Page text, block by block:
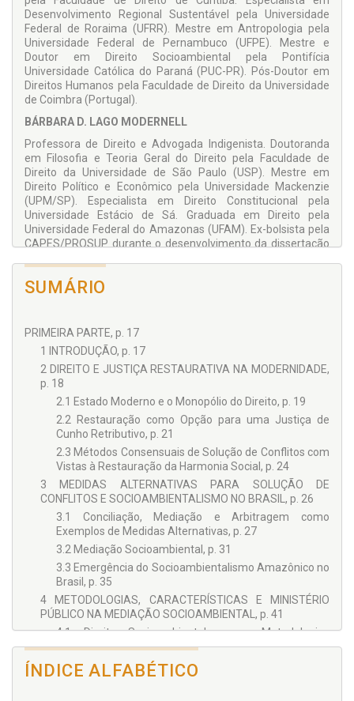
garantias fundamentais.
Desenvolvimento Regional Sustentável pela Universidade
Federal de Roraima (UFRR). Mestre em Antropologia pela
Universidade Federal de Pernambuco (UFPE). Mestre e
Doutor em Direito Socioambiental pela Pontifícia
Universidade Católica do Paraná (PUC-PR). Pós-Doutor em
Direitos Humanos pela Faculdade de Direito da Universidade
de Coimbra (Portugal).
BÁRBARA D. LAGO MODERNELL
Professora de Direito e Advogada Indigenista. Doutoranda
em Filosofia e Teoria Geral do Direito pela Faculdade de
Direito da Universidade de São Paulo (USP). Mestre em
Direito Político e Econômico pela Universidade Mackenzie
(UPM/SP). Especialista em Direito Constitucional pela
Universidade Estácio de Sá. Graduada em Direito pela
Universidade Federal do Amazonas (UFAM). Ex-bolsista pela
CAPES/PROSUP durante o desenvolvimento da dissertação
e Antropologia Jurídica.
SUMÁRIO
PRIMEIRA PARTE, p. 17
1 INTRODUÇÃO, p. 17
2 DIREITO E JUSTIÇA RESTAURATIVA NA MODERNIDADE,
p. 18
2.1 Estado Moderno e o Monopólio do Direito, p. 19
2.2 Restauração como Opção para uma Justiça de
Cunho Retributivo, p. 21
2.3 Métodos Consensuais de Solução de Conflitos com
Vistas à Restauração da Harmonia Social, p. 24
3 MEDIDAS ALTERNATIVAS PARA SOLUÇÃO DE
CONFLITOS E SOCIOAMBIENTALISMO NO BRASIL, p. 26
3.1 Conciliação, Mediação e Arbitragem como
Exemplos de Medidas Alternativas, p. 27
3.2 Mediação Socioambiental, p. 31
3.3 Emergência do Socioambientalismo Amazônico no
Brasil, p. 35
4 METODOLOGIAS, CARACTERÍSTICAS E MINISTÉRIO
PÚBLICO NA MEDIAÇÃO SOCIOAMBIENTAL, p. 41
4.1 Direito Socioambiental e as Metodologias
Aplicadas na Mediação dos Conflitos, p. 42
4.2 Características e Dificuldades na Mediação dos
Conflitos Socioambientais, p. 47
ÍNDICE ALFABÉTICO